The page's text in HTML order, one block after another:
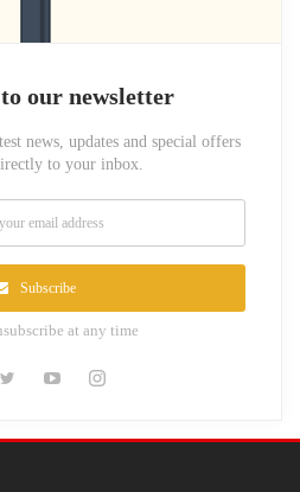
our newsletter
news, updates and special offers
to your inbox.
Subscribe
at any time